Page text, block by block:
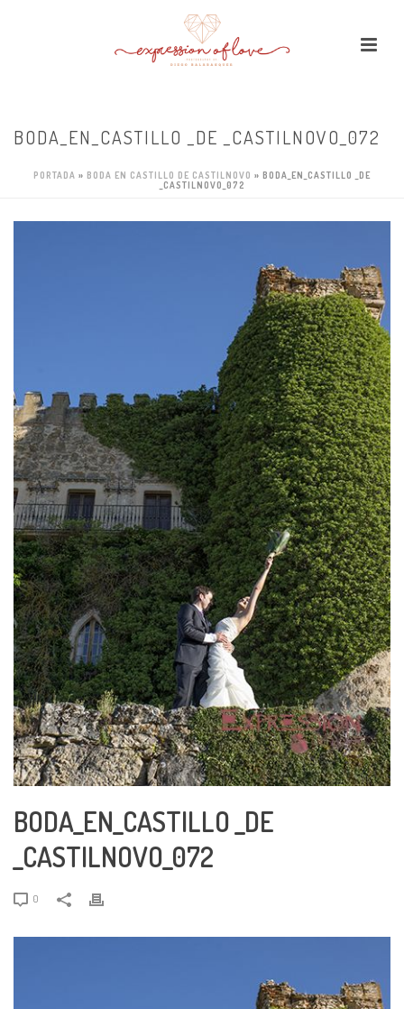
BODA_EN_CASTILLO _DE _CASTILNOVO_072
PORTADA » BODA EN CASTILLO DE CASTILNOVO » BODA_EN_CASTILLO _DE
_CASTILNOVO_072
BODA_EN_CASTILLO _DE
_CASTILNOVO_072
0